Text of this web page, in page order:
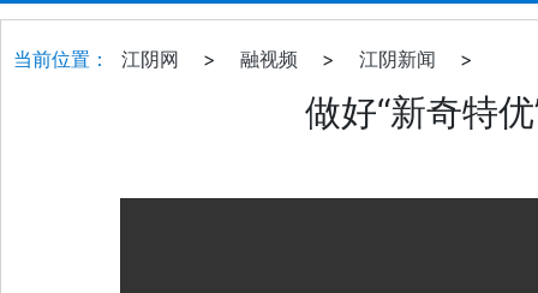
当前位置： 江阴网 > 融视频 > 江阴新闻 >
做好“新奇特